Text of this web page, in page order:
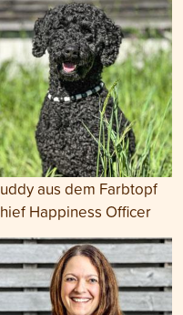
aus dem Farbtopf
Happiness Officer